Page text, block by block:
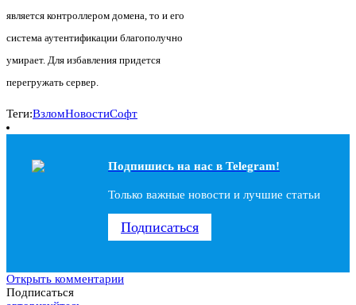
является контроллером домена, то и его
система аутентификации благополучно
умирает. Для избавления придется
перегружать сервер.
Теги:ВзломНовостиСофт
Подпишись на наc в Telegram!
Только важные новости и лучшие статьи
Подписаться
Открыть комментарии
Подписаться